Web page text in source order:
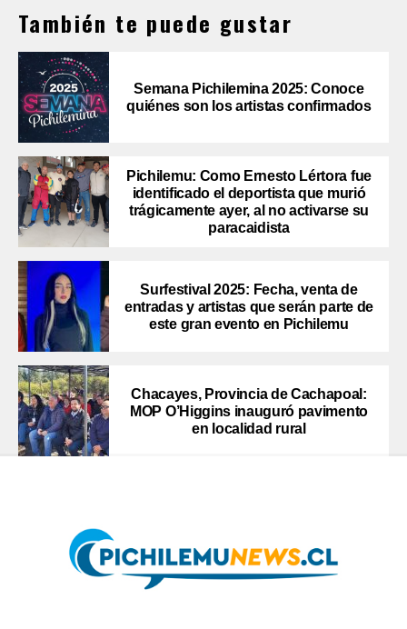
También te puede gustar
Semana Pichilemina 2025: Conoce
quiénes son los artistas confirmados
Pichilemu: Como Ernesto Lértora fue
identificado el deportista que murió
trágicamente ayer, al no activarse su
paracaidista
Surfestival 2025: Fecha, venta de
entradas y artistas que serán parte de
este gran evento en Pichilemu
Chacayes, Provincia de Cachapoal:
MOP O’Higgins inauguró pavimento
en localidad rural